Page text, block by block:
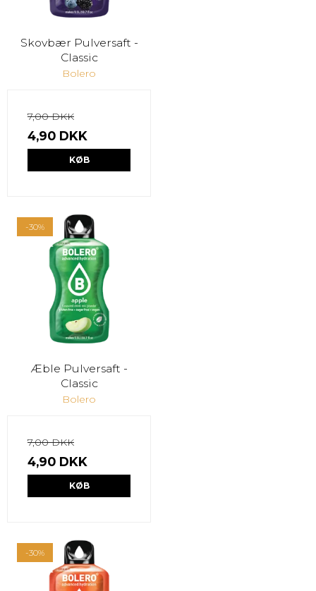
Skovbær Pulversaft -
Classic
Bolero
7,00 DKK
4,90 DKK
KØB
-30%
Æble Pulversaft -
Classic
Bolero
7,00 DKK
4,90 DKK
KØB
-30%